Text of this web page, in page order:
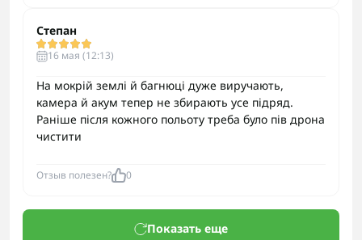
Степан
16 мая (12:13)
На мокрій землі й багнюці дуже виручають,
камера й акум тепер не збирають усе підряд.
Раніше після кожного польоту треба було пів дрона
чистити
Отзыв полезен? 0
Показать еще